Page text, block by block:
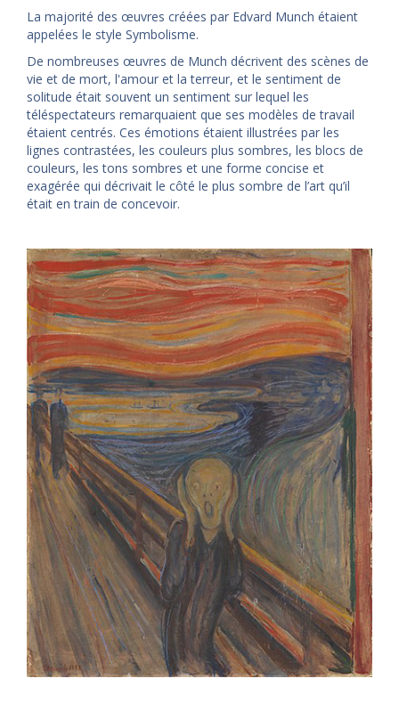
La majorité des œuvres créées par Edvard Munch étaient
appelées le style Symbolisme.
De nombreuses œuvres de Munch décrivent des scènes de
vie et de mort, l'amour et la terreur, et le sentiment de
solitude était souvent un sentiment sur lequel les
téléspectateurs remarquaient que ses modèles de travail
étaient centrés. Ces émotions étaient illustrées par les
lignes contrastées, les couleurs plus sombres, les blocs de
couleurs, les tons sombres et une forme concise et
exagérée qui décrivait le côté le plus sombre de l’art qu’il
était en train de concevoir.